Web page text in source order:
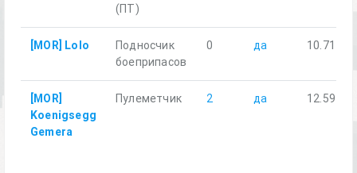
(ПТ)
[MOR] Lolo
Подносчик
боеприпасов
0 да 10.71
[MOR]
Koenigsegg
Gemera
Пулеметчик 2 да 12.59